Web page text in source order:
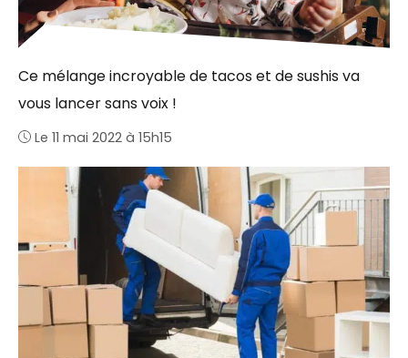
Ce mélange incroyable de tacos et de sushis va
vous lancer sans voix !
Le 11 mai 2022 à 15h15